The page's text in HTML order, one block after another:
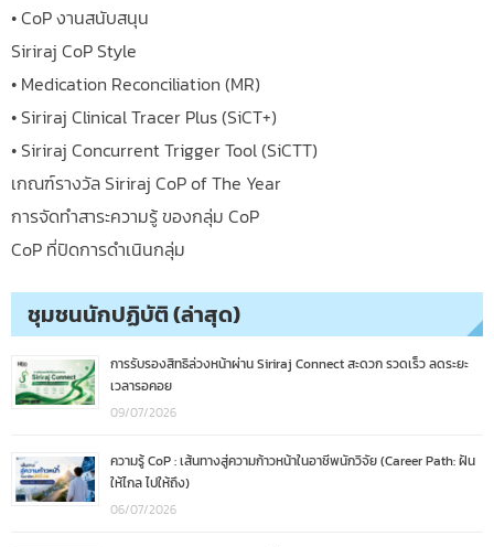
• CoP งานสนับสนุน
Siriraj CoP Style
• Medication Reconciliation (MR)
• Siriraj Clinical Tracer Plus (SiCT+)
• Siriraj Concurrent Trigger Tool (SiCTT)
เกณฑ์รางวัล Siriraj CoP of The Year
การจัดทำสาระความรู้ ของกลุ่ม CoP
CoP ที่ปิดการดำเนินกลุ่ม
ชุมชนนักปฏิบัติ (ล่าสุด)
การรับรองสิทธิล่วงหน้าผ่าน Siriraj Connect สะดวก รวดเร็ว ลดระยะ
เวลารอคอย
09/07/2026
ความรู้ CoP : เส้นทางสู่ความก้าวหน้าในอาชีพนักวิจัย (Career Path: ฝัน
ให้ไกล ไปให้ถึง)
06/07/2026